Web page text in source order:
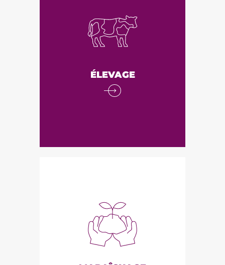
ÉLEVAGE
ÉLEVAGE
4 groupes d'échanges (2
accompagnement auprès des
producteurs et productrices.
MARAÎCHAGE
Animation d'un groupe
d'échange, formations,
de sol, suivis techniques